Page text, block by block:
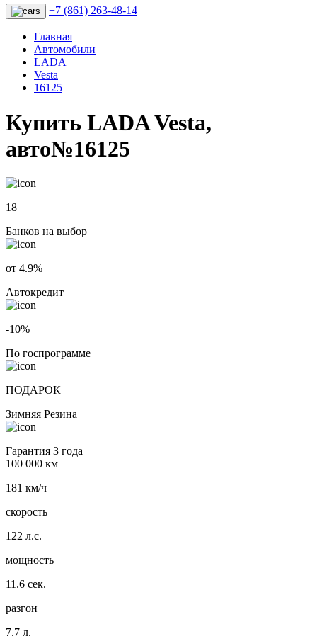
+7 (861) 263-48-14
Главная
Автомобили
LADA
Vesta
16125
Купить LADA Vesta,
авто№16125
18
Банков на выбор
от 4.9%
Автокредит
-10%
По госпрограмме
ПОДАРОК
Зимняя Резина
Гарантия 3 года
100 000 км
181 км/ч
скорость
122 л.с.
мощность
11.6 сек.
разгон
7.7 л.